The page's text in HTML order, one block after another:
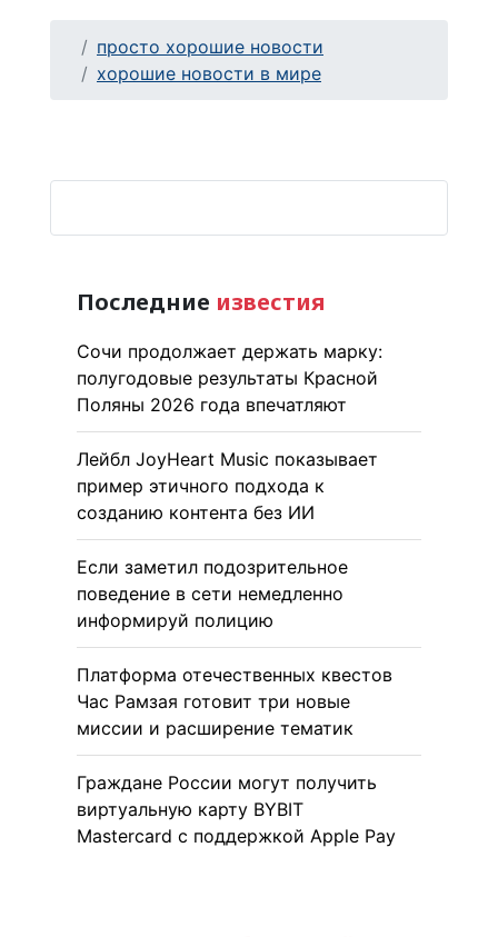
просто хорошие новости
хорошие новости в мире
Последние известия
Сочи продолжает держать марку:
полугодовые результаты Красной
Поляны 2026 года впечатляют
Лейбл JoyHeart Music показывает
пример этичного подхода к
созданию контента без ИИ
Если заметил подозрительное
поведение в сети немедленно
информируй полицию
Платформа отечественных квестов
Час Рамзая готовит три новые
миссии и расширение тематик
Граждане России могут получить
виртуальную карту BYBIT
Mastercard с поддержкой Apple Pay